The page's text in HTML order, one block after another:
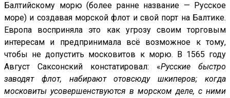
Балтийскому морю (более ранне название — Русское
море) и создавая морской флот и свой порт на Балтике.
Европа восприняла это как угрозу своим торговым
интересам и предпринимала всё возможное к тому,
чтобы не допустить московитов к морю. В 1565 году
Август Саксонский констатировал: «Русские быстро
заводят флот, набирают отовсюду шкиперов; когда
московиты усовершенствуются в морском деле, с ними